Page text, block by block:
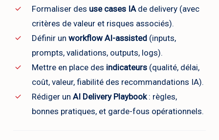
Formaliser des use cases IAde delivery (avec
critères de valeur et risques associés).
Définir unworkflow AI-assisted (inputs,
prompts, validations, outputs, logs).
Mettre en place des indicateurs (qualité, délai,
coût, valeur, fiabilité des recommandations IA).
Rédiger unAI Delivery Playbook: règles,
bonnes pratiques, et garde-fous opérationnels.